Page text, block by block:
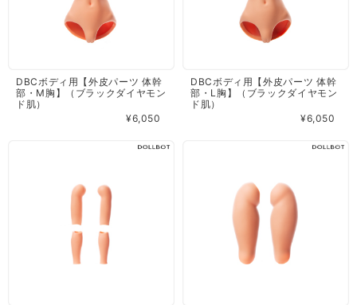
DBCボディ用【外皮パーツ 体幹
部・M胸】（ブラックダイヤモン
ド肌）
¥6,050
DBCボディ用【外皮パーツ 体幹
部・L胸】（ブラックダイヤモン
ド肌）
¥6,050